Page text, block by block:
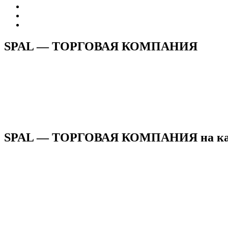
SPAL — ТОРГОВАЯ КОМПАНИЯ
SPAL — ТОРГОВАЯ КОМПАНИЯ на